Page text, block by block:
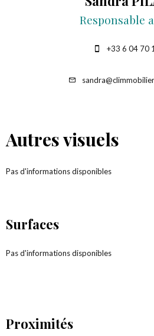
Responsable
+33 6 04 70
Autres visuels
Pas d'informations disponibles
Surfaces
Pas d'informations disponibles
Proximités